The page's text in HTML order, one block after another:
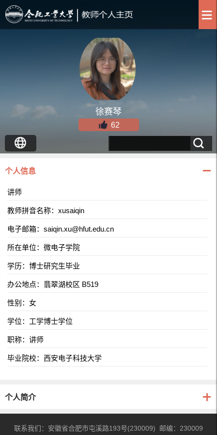
徐赛琴
62
个人信息
讲师
教师拼音名称：xusaiqin
电子邮箱： saiqin.xu@hfut.edu.cn
所在单位：微电子学院
学历：博士研究生毕业
办公地点：翡翠湖校区 B519
性别：女
学位：工学博士学位
职称：讲师
毕业院校：西安电子科技大学
个人简介
联系我们：安徽省合肥市屯溪路193号(230009) 邮编：230009